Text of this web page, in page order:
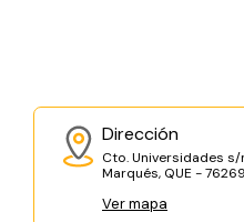
Dirección
Cto. Universidades s/
Marqués, QUE - 76269
Ver mapa